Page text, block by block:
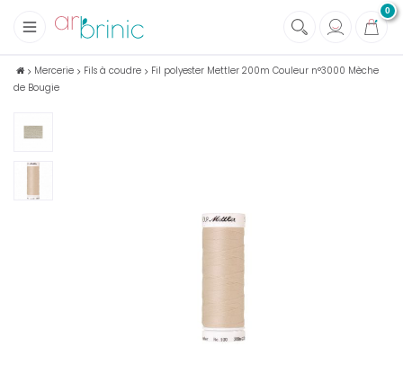
0
+
Tissus
Mercerie
Soins et Santé au naturel
Mercerie Fils à coudre
Fil polyester Mettler 200m Couleur n°3000 Mèche
de Bougie